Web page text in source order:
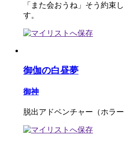
「また会おうね」そう約束
す。
御伽の白昼夢
御神
脱出アドベンチャー（ホラー